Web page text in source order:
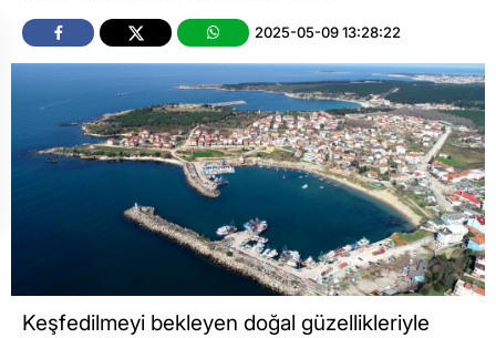
2025-05-09 13:28:22
Keşfedilmeyi bekleyen doğal güzellikleriyle